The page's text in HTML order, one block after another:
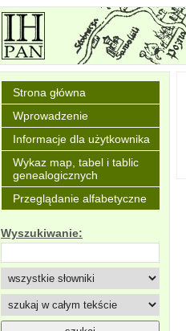
Strona główna
Wprowadzenie
Informacje dla użytkownika
Wykaz map, tabel i tablic
genealogicznych
Przeglądanie alfabetyczne
Wyszukiwanie: